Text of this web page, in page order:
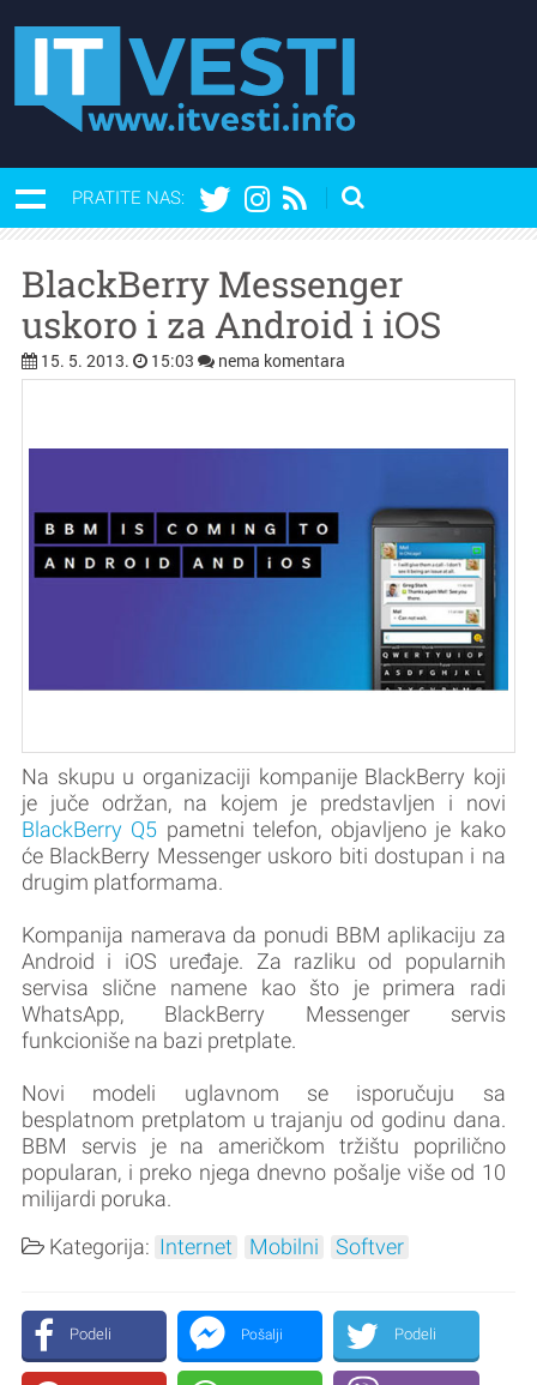
PRATITE NAS:
BlackBerry Messenger
uskoro i za Android i iOS
15. 5. 2013. 15:03 nema komentara
Na skupu u organizaciji kompanije BlackBerry koji
je juče održan, na kojem je predstavljen i novi
BlackBerry Q5 pametni telefon, objavljeno je kako
će BlackBerry Messenger uskoro biti dostupan i na
drugim platformama.
Kompanija namerava da ponudi BBM aplikaciju za
Android i iOS uređaje. Za razliku od popularnih
servisa slične namene kao što je primera radi
WhatsApp, BlackBerry Messenger servis
funkcioniše na bazi pretplate.
Novi modeli uglavnom se isporučuju sa
besplatnom pretplatom u trajanju od godinu dana.
BBM servis je na američkom tržištu poprilično
popularan, i preko njega dnevno pošalje više od 10
milijardi poruka.
Kategorija: Internet Mobilni Softver
Podeli Pošalji Podeli